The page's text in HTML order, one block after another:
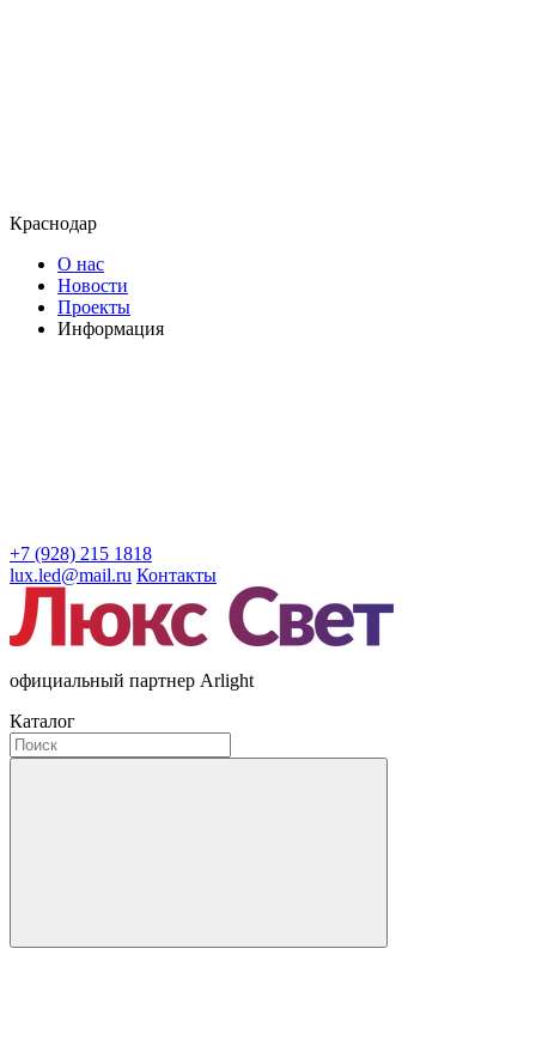
Краснодар
О нас
Новости
Проекты
Информация
+7 (928) 215 1818
lux.led@mail.ru Контакты
официальный партнер Arlight
Каталог